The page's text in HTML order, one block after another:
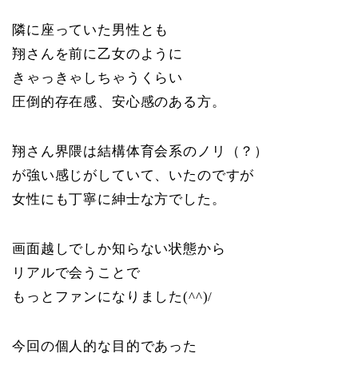
隣に座っていた男性とも
翔さんを前に乙女のように
きゃっきゃしちゃうくらい
圧倒的存在感、安心感のある方。
翔さん界隈は結構体育会系のノリ（？）
が強い感じがしていて、いたのですが
女性にも丁寧に紳士な方でした。
画面越しでしか知らない状態から
リアルで会うことで
もっとファンになりました(^^)/
今回の個人的な目的であった